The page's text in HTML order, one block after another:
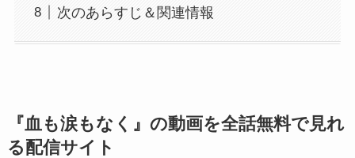
次のあらすじ＆関連情報
『血も涙もなく』の動画を全話無料で見れ
る配信サイト